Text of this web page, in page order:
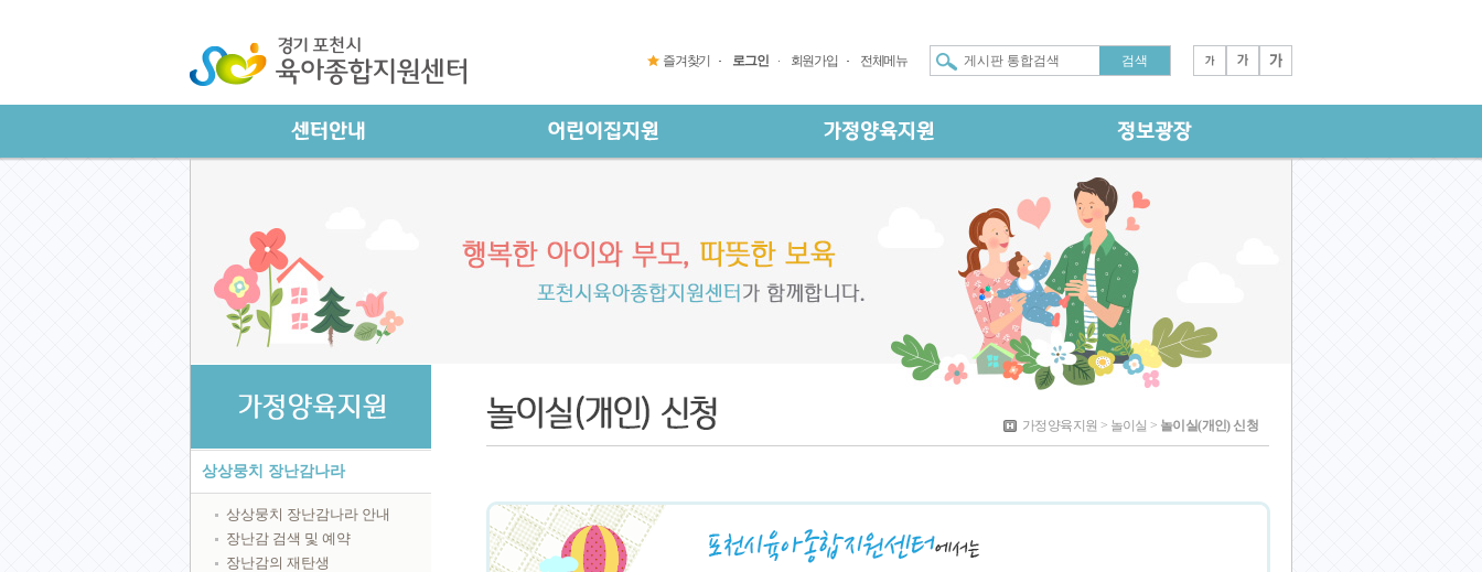
즐겨찾기 로그인 회원가입 전체메뉴
상상뭉치 장난감나라
상상뭉치 장난감나라 안내
장난감 검색 및 예약
장난감의 재탄생
가정양육지원 > 놀이실 > 놀이실(개인) 신청